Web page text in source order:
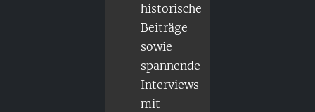
historische
Beiträge
sowie
spannende
Interviews
mit